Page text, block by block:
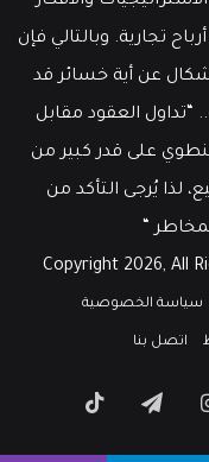
تجارية. وبالتالي فإن
عن أية خسائر قد
“تداول العقود مقابل
على قدر كبير من
لذا يُرجى التأكد من
“
سياسة الخصوصية
اتصل بنا
انستقرامتيلقرام